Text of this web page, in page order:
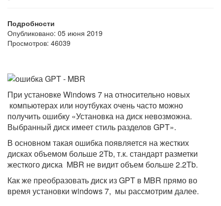
Подробности
Опубликовано: 05 июня 2019
Просмотров: 46039
При установке Windows 7 на относительно новых
компьютерах или ноутбуках очень часто можно
получить ошибку «Установка на диск невозможна.
Выбранный диск имеет стиль разделов GPT».
В основном такая ошибка появляется на жестких
дисках объемом больше 2Tb, т.к. стандарт разметки
жесткого диска MBR не видит объем больше 2.2Tb.
Как же преобразовать диск из GPT в MBR прямо во
время установки windows 7, мы рассмотрим далее.